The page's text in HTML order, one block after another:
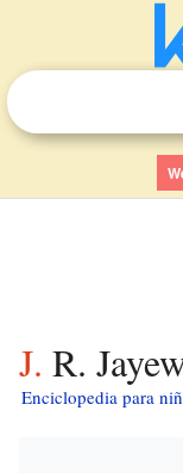
J. R.
Enciclopedia para